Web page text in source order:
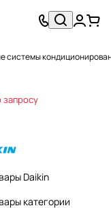
системы
запросу
Daikin
категории